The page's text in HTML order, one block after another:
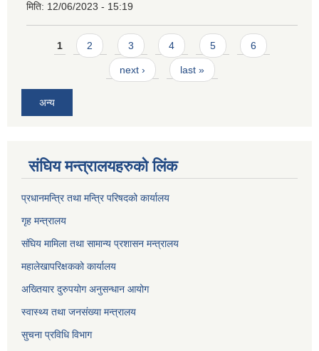
मिति: 12/06/2023 - 15:19
Pages
1 2 3 4 5 6
next › last »
अन्य
संघिय मन्त्र‍ालयहरुको लिंक
प्रधानमन्त्रि तथा मन्त्रि परिषदको कार्यालय
गृह मन्त्रालय
संघिय मामिला तथा सामान्य प्रशासन मन्त्रालय
महालेखापरिक्षकको कार्यालय
अख्तियार दुरुपयोग अनुसन्धान आयोग
स्वास्थ्य तथा जनसंख्या मन्त्रालय
सुचना प्रविधि विभाग